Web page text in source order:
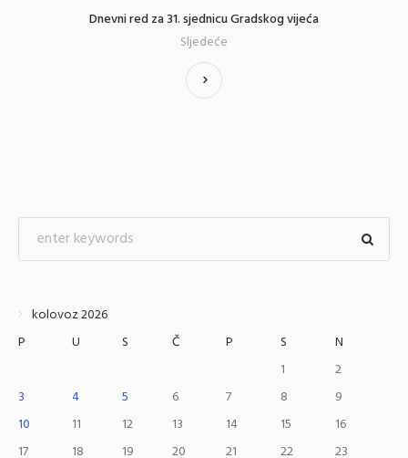
Dnevni red za 31. sjednicu Gradskog vijeća
Sljedeće
kolovoz 2026
P
U S Č P S
N
1
2
3
4 5 6 7 8
9
10
11 12 13 14 15
16
17
18 19 20 21 22
23